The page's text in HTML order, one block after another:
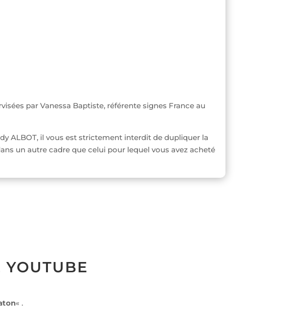
par Vanessa Baptiste, référente signes France au
ALBOT, il vous est strictement interdit de dupliquer la
un autre cadre que celui pour lequel vous avez acheté
« .